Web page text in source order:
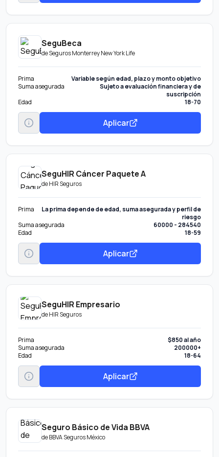
SeguBeca
deSeguros Monterrey New York Life
Prima
Variable según edad, plazo y monto objetivo
Suma asegurada
Sujeto a evaluación financiera y de
suscripción
Edad
18-70
Aplicar
SeguHIR Cáncer Paquete A
deHIR Seguros
Prima
La prima depende de edad, suma asegurada y perfil de
riesgo
Suma asegurada
60000 - 284540
Edad
18-59
Aplicar
SeguHIR Empresario
deHIR Seguros
Prima
$850 al año
Suma asegurada
200000+
Edad
18-64
Aplicar
Seguro Básico de Vida BBVA
deBBVA Seguros México